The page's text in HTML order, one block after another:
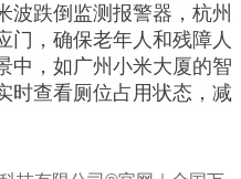
波跌倒监测报警器，杭州
门，确保老年人和残障人
中，如广州小米大厦的智
时查看厕位占用状态，减